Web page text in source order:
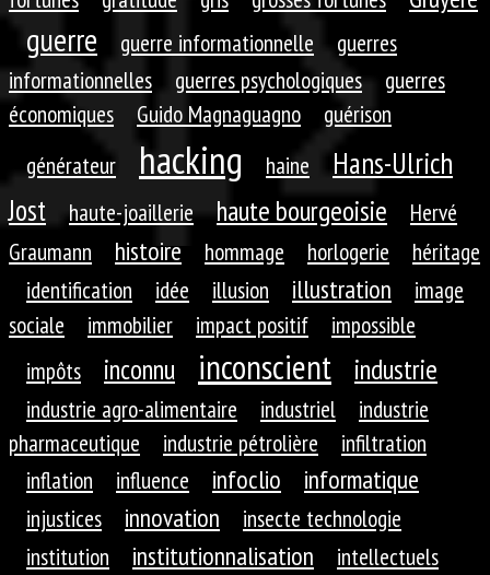
guerre guerre informationnelle
guerres
informationnelles
guerres psychologiques
guerres
économiques
Guido Magnaguagno
guérison
générateur
hacking haine
Hans-Ulrich
Jost
haute-joaillerie haute bourgeoisie
Hervé
Graumann
histoire hommage horlogerie
héritage
identification
idée illusion illustration
image
sociale
immobilier impact positif
impossible
impôts
inconnu inconscient industrie
industrie agro-alimentaire industriel
industrie
pharmaceutique
industrie pétrolière
infiltration
inflation
influence infoclio informatique
injustices innovation
insecte technologie
institution
institutionnalisation
intellectuels